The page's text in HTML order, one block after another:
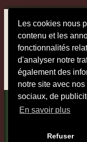
Les cookies nous
contenu et les
fonctionnalités
d'analyser notre
également des
notre site avec
sociaux, de
En savoir plus
Refuser
Home -